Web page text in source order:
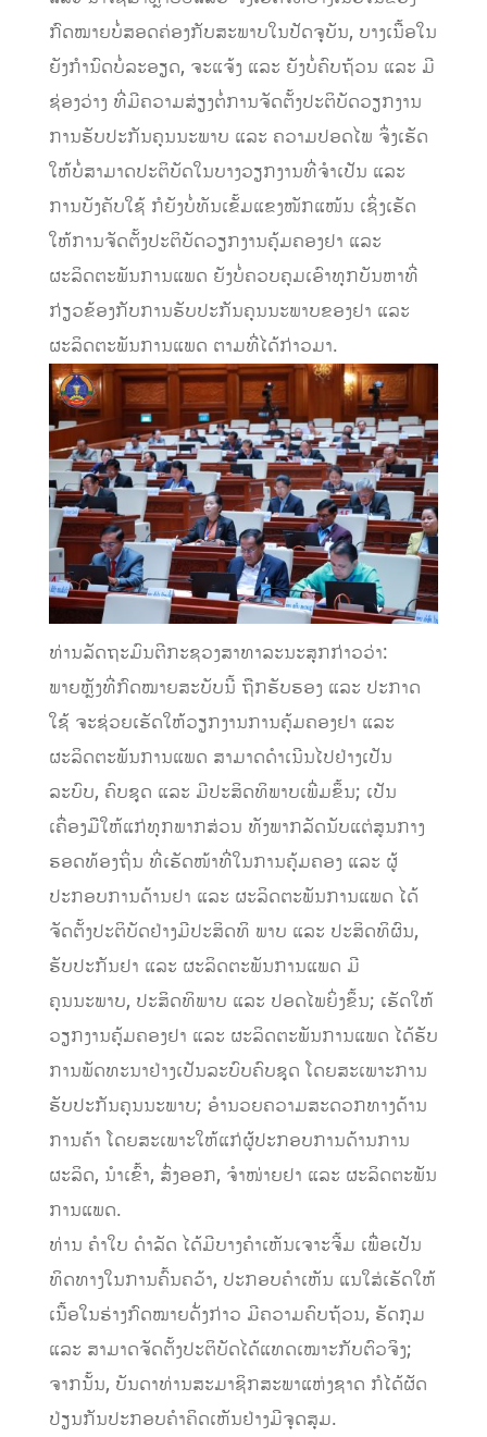
ກົດໝາຍບໍ່ສອດຄ່ອງກັບສະພາບໃນປັດຈຸບັນ, ບາງເນື້ອໃນ
ຍັງກໍານົດບໍ່ລະອຽດ, ຈະແຈ້ງ ແລະ ຍັງບໍ່ຄົບຖ້ວນ ແລະ ມີ
ຊ່ອງວ່າງ ທີ່ມີຄວາມສ່ຽງຕໍ່ການຈັດຕັ້ງປະຕິບັດວຽກງານ
ການຮັບປະກັນຄຸນນະພາບ ແລະ ຄວາມປອດໄພ ຈຶ່ງເຮັດ
ໃຫ້ບໍ່ສາມາດປະຕິບັດໃນບາງວຽກງານທີ່ຈໍາເປັນ ແລະ
ການບັງຄັບໃຊ້ ກໍຍັງບໍ່ທັນເຂັ້ມແຂງໜັກແໜ້ນ ເຊິ່ງເຮັດ
ໃຫ້ການຈັດຕັ້ງປະຕິບັດວຽກງານຄຸ້ມຄອງຢາ ແລະ
ຜະລິດຕະພັນການແພດ ຍັງບໍ່ຄວບຄຸມເອົາທຸກບັນຫາທີ່
ກ່ຽວຂ້ອງກັບການຮັບປະກັນຄຸນນະພາບຂອງຢາ ແລະ
ຜະລິດຕະພັນການແພດ ຕາມທີ່ໄດ້ກ່າວມາ.
ທ່ານລັດຖະມົນຕີກະຊວງສາທາລະນະສຸກກ່າວວ່າ:
ພາຍຫຼັງທີ່ກົດໝາຍສະບັບນີ້ ຖືກຮັບຮອງ ແລະ ປະກາດ
ໃຊ້ ຈະຊ່ວຍເຮັດໃຫ້ວຽກງານການຄຸ້ມຄອງຢາ ແລະ
ຜະລິດຕະພັນການແພດ ສາມາດດໍາເນີນໄປຢ່າງເປັນ
ລະບົບ, ຄົບຊຸດ ແລະ ມີປະສິດທິພາບເພີ່ມຂຶ້ນ; ເປັນ
ເຄື່ອງມືໃຫ້ແກ່ທຸກພາກສ່ວນ ທັງພາກລັດນັບແຕ່ສູນກາງ
ຮອດທ້ອງຖິ່ນ ທີ່ເຮັດໜ້າທີ່ໃນການຄຸ້ມຄອງ ແລະ ຜູ້
ປະກອບການດ້ານຢາ ແລະ ຜະລິດຕະພັນການແພດ ໄດ້
ຈັດຕັ້ງປະຕິບັດຢ່າງມີປະສິດທິ ພາບ ແລະ ປະສິດທິຜົນ,
ຮັບປະກັນຢາ ແລະ ຜະລິດຕະພັນການແພດ ມີ
ຄຸນນະພາບ, ປະສິດທິພາບ ແລະ ປອດໄພຍິ່ງຂຶ້ນ; ເຮັດໃຫ້
ວຽກງານຄຸ້ມຄອງຢາ ແລະ ຜະລິດຕະພັນການແພດ ໄດ້ຮັບ
ການພັດທະນາຢ່າງເປັນລະບົບຄົບຊຸດ ໂດຍສະເພາະການ
ຮັບປະກັນຄຸນນະພາບ; ອໍານວຍຄວາມສະດວກທາງດ້ານ
ການຄ້າ ໂດຍສະເພາະໃຫ້ແກ່ຜູ້ປະກອບການດ້ານການ
ຜະລິດ, ນໍາເຂົ້າ, ສົ່ງອອກ, ຈໍາໜ່າຍຢາ ແລະ ຜະລິດຕະພັນ
ການແພດ.
ທ່ານ ຄຳໃບ ດຳລັດ ໄດ້ມີບາງຄຳເຫັນເຈາະຈີ້ມ ເພື່ອເປັນ
ທິດທາງໃນການຄົ້ນຄວ້າ, ປະກອບຄຳເຫັນ ແນໃສ່ເຮັດໃຫ້
ເນື້ອໃນຮ່າງກົດໝາຍດັ່ງກ່າວ ມີຄວາມຄົບຖ້ວນ, ຮັດກຸມ
ແລະ ສາມາດຈັດຕັ້ງປະຕິບັດໄດ້ແທດເໝາະກັບຕົວຈິງ;
ຈາກນັ້ນ, ບັນດາທ່ານສະມາຊິກສະພາແຫ່ງຊາດ ກໍໄດ້ຜັດ
ປ່ຽນກັນປະກອບຄຳຄິດເຫັນຢ່າງມີຈຸດສຸມ.